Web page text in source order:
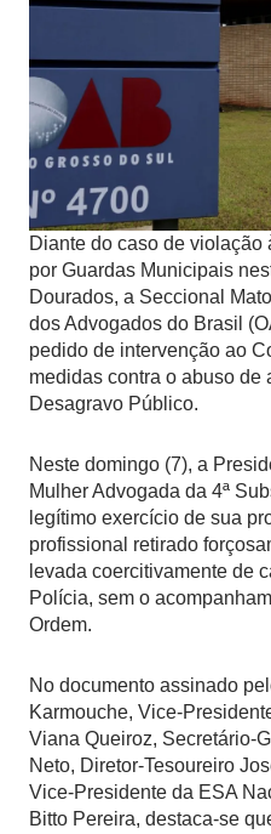
Diante do caso de violação
por Guardas Municipais
Dourados, a Seccional
dos Advogados do Brasil
pedido de intervenção ao
medidas contra o abuso
Desagravo Público.
Neste domingo (7), a
Mulher Advogada da 4ª
legítimo exercício de sua
profissional retirado
levada coercitivamente de
Polícia, sem o
Ordem.
No documento assinado
Karmouche, Vice-
Viana Queiroz, Secretário-
Neto, Diretor-Tesoureiro
Vice-Presidente da ESA
Bitto Pereira, destaca-se